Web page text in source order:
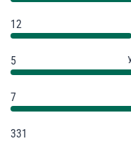
12
5
7
331